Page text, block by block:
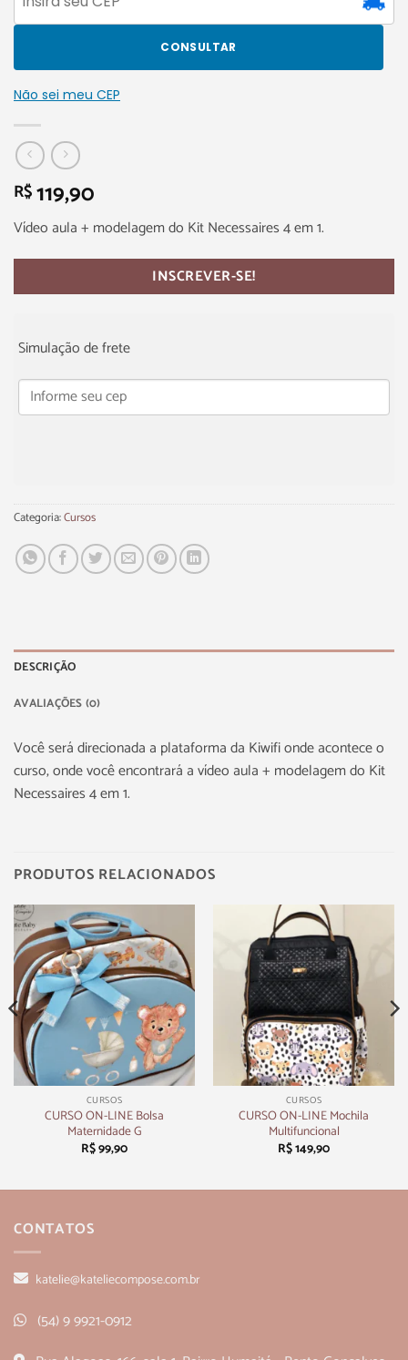
CONSULTAR
Não sei meu CEP
R$119,90
Vídeo aula + modelagem do Kit Necessaires 4 em 1.
INSCREVER-SE!
Simulação de frete
Categoria:Cursos
DESCRIÇÃO
AVALIAÇÕES (0)
Você será direcionada a plataforma da Kiwifi onde acontece o
curso, onde você encontrará a vídeo aula + modelagem do Kit
Necessaires 4 em 1.
PRODUTOS RELACIONADOS
CURSOS
CURSO ON-LINE Bolsa
Maternidade G
R$99,90
CURSOS
CURSO ON-LINE Mochila
Multifuncional
R$149,90
CONTATOS
katelie@kateliecompose.com.br
(54) 9 9921-0912